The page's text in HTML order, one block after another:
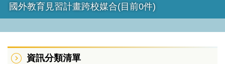
國外教育見習計畫跨校媒合(目前0件)
資訊分類清單